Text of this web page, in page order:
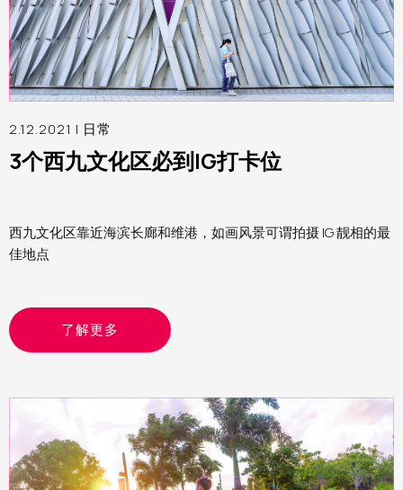
2.12.2021 | 日常
3个西九文化区必到IG打卡位
西九文化区靠近海滨长廊和维港，如画风景可谓拍摄 IG 靓相的最
佳地点
了解更多